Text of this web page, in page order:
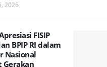
2026
FISIP
BPIP RI dalam
Nasional
Gerakan